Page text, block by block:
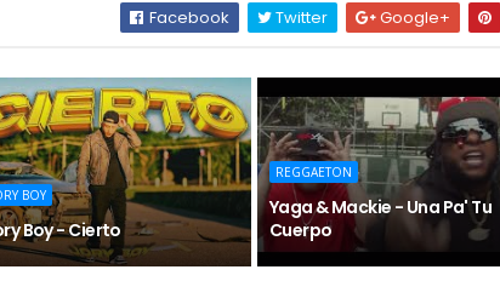
Facebook Twitter Google+
BOY
Boy - Cierto
REGGAETON
Yaga & Mackie - Una Pa' Tu
Cuerpo